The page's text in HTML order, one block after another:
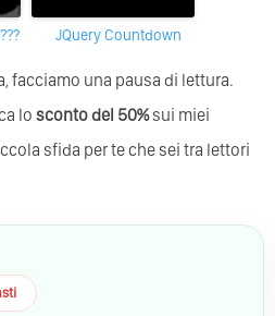
jQuery Countdown
facciamo una pausa di lettura.
lo sconto del 50%sui miei
sfida per te che sei tra lettori